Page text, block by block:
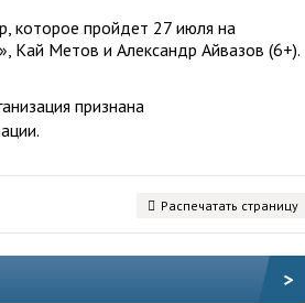
которое пройдет 27 июля на
Кай Метов и Александр Айвазов (6+).
признана
Распечатать страницу
>